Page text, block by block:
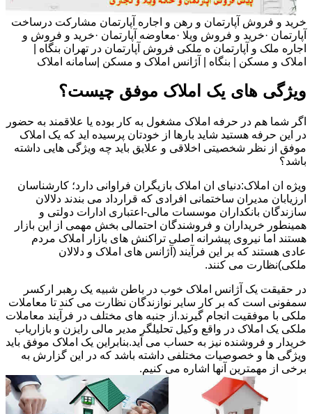
خرید و فروش آپارتمان و رهن و اجاره آپارتمان مشارکت درساخت
آپارتمان ·خرید و فروش ویلا ·معاوضه آپارتمان ·خرید و فروش و
اجاره ملک و آپارتمان ه ملکی فروش آپارتمان در تهران بنگاه |
املاک و مسکن | بنگاه | آژانس املاک و مسکن |سامانه املاک
ویژگی های یک املاک موفق چیست؟
اگر شما هم در حرفه املاک مشغول به کار بوده یا علاقمند به حضور
در این حرفه هستید شاید بارها از خودتان پرسیده اید که یک املاک
موفق از نظر شخصیتی اخلاقی و علایق باید چه ویژگی هایی داشته
باشد؟
ویژه ان املاک:دنیای ان املاک بازیگران فراوانی دارد؛ کارشناسان
ارزیابان مدیران ساختمانی افرادی که قرارداد می بندند دلالان
سازندگان بانکداران موسسات مالی-اعتباری ادارات دولتی و
همینطور خریداران و فروشندگان احتمالی بخش مهمی از این بازار
هستند اما نیروی پیشرانه اصلی تراکنش های بازار املاک مردم
عادی هستند که بر این فرآیند (آژانس های املاک و دلالان
ملکی)نظارت می کنند.
در حقیقت یک آژانس املاک خوب در باطن شبیه یک رهبر ارکسر
سمفونی است که بر کار سایر نوازندگان نظارت می کند تا معاملات
ملکی با موفقیت انجام گیرند.از جنبه های مختلف در فرآیند معاملات
ملکی یک املاک در واقع وکیل تحلیلگر مدیر مالی رایزن و بازاریاب
خریدار و فروشنده نیز به حساب می آید.بنابراین یک املاک موفق باید
ویژگی ها و خصوصیات مختلفی داشته باشد که در این گزارش به
برخی از مهمترین آنها اشاره می کنیم.